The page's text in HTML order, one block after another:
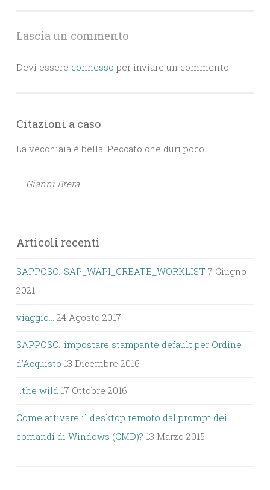
Lascia un commento
Devi essere connesso per inviare un commento.
Citazioni a caso
La vecchiaia è bella. Peccato che duri poco.
— Gianni Brera
Articoli recenti
SAPPOSO…SAP_WAPI_CREATE_WORKLIST 7 Giugno
2021
viaggio… 24 Agosto 2017
SAPPOSO…impostare stampante default per Ordine
d’Acquisto 13 Dicembre 2016
…the wild 17 Ottobre 2016
Come attivare il desktop remoto dal prompt dei
comandi di Windows (CMD)? 13 Marzo 2015